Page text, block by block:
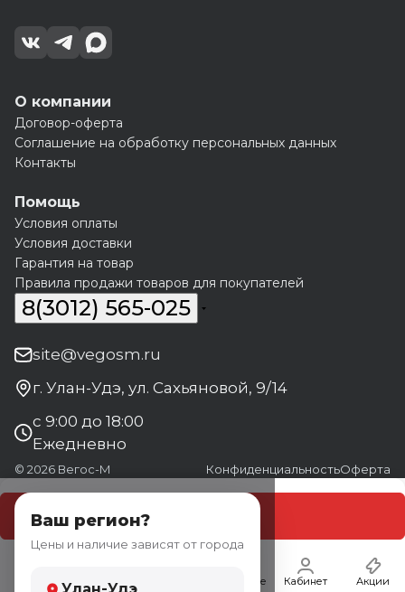
Главная Каталог Избранные Кабинет Акции
О компании
Договор-оферта
Соглашение на обработку персональных данных
Контакты
Помощь
Условия оплаты
Условия доставки
Гарантия на товар
Правила продажи товаров для покупателей
8(3012) 565-025
site@vegosm.ru
г. Улан-Удэ, ул. Сахьяновой, 9/14
с 9:00 до 18:00
Ежедневно
© 2026 Вегос-М КонфиденциальностьОферта
Ваш регион?
Цены и наличие зависят от города